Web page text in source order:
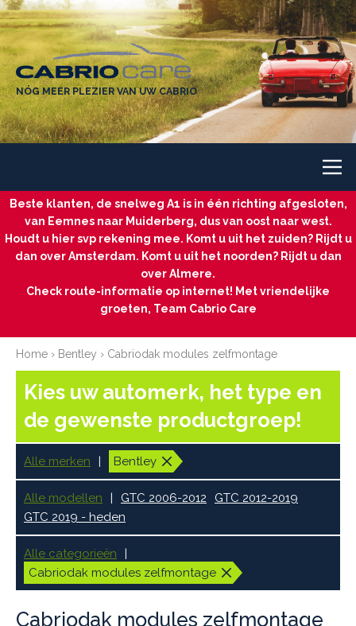
NÓG MEER PLEZIER VAN UW CABRIO
Beste klanten, de snelweg A1 is in één richting afgesloten,
van Eemnes naar Muiderberg, dus van oost naar west.
Houdt u hier svp rekening mee. Komt u uit het zuiden? Rijdt u
dan over Amsterdam. Komt u uit het noorden? Rijdt u dan
over Almere.
Check route-informatie op internet! Met vriendelijke
groeten, Team Cabrio Care
Home › Bentley › Cabriodak modules zelfmontage
Kies uw automerk, het type en
de gewenste productgroep!
Alle merken Bentley
Alle modellen GTC 2006-2012
GTC 2012-2019
GTC 2019 - heden
Alle categorieën
Cabriodak modules zelfmontage
Cabriodak modules zelfmontage